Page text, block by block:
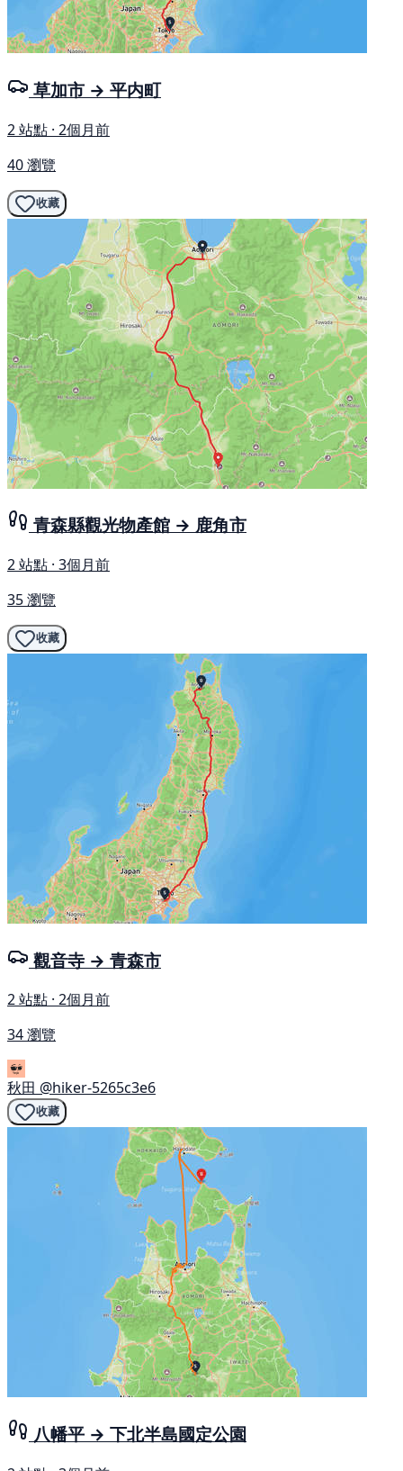
草加市 → 平内町
2 站點 · 2個月前
40 瀏覽
收藏
青森縣觀光物產館 → 鹿角市
2 站點 · 3個月前
35 瀏覽
收藏
觀音寺 → 青森市
2 站點 · 2個月前
34 瀏覽
秋田 @hiker-5265c3e6
收藏
八幡平 → 下北半島國定公園